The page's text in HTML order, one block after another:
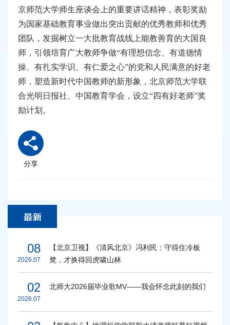
京师范大学师生座谈会上的重要讲话精神，表彰奖励
为国家基础教育事业做出突出贡献的优秀教师和优秀
团队，发掘树立一大批教育战线上能教善育的大国良
师，引领培育广大教师争做“有理想信念、有道德情
操、有扎实学识、有仁爱之心”的党和人民满意的好老
师，塑造新时代中国教师的新形象，北京师范大学联
合光明日报社、中国教育学会，设立“四有好老师”奖
励计划。
分享
08
2026.07
【北京卫视】《清风北京》冯利民：守得住冷板
凳，才换得回虎啸山林
02
2026.07
北师大2026届毕业歌MV——我会怀念此刻的我们